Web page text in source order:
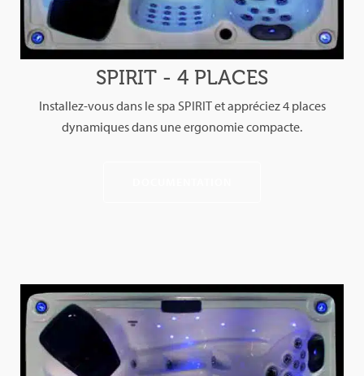
SPIRIT - 4 PLACES
Installez-vous dans le spa SPIRIT et appréciez 4 places
dynamiques dans une ergonomie compacte.